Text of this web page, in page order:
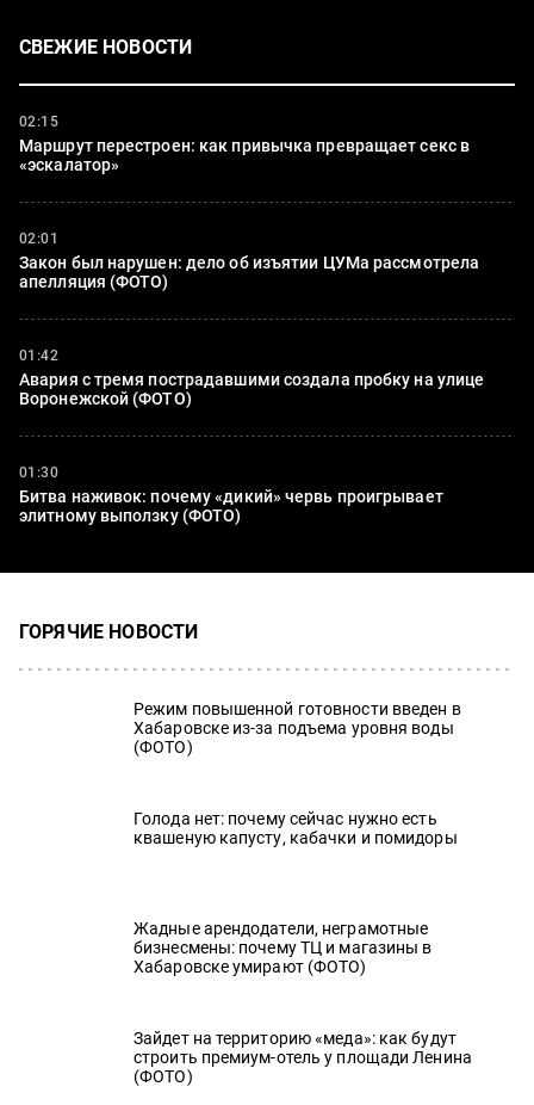
СВЕЖИЕ НОВОСТИ
Маршрут перестроен: как привычка превращает секс в
«эскалатор»
02:15
Закон был нарушен: дело об изъятии ЦУМа рассмотрела
апелляция (ФОТО)
02:01
Авария с тремя пострадавшими создала пробку на улице
Воронежской (ФОТО)
01:42
Битва наживок: почему «дикий» червь проигрывает
элитному выползку (ФОТО)
01:30
ГОРЯЧИЕ НОВОСТИ
Режим повышенной готовности введен в
Хабаровске из-за подъема уровня воды
(ФОТО)
Голода нет: почему сейчас нужно есть
квашеную капусту, кабачки и помидоры
Жадные арендодатели, неграмотные
бизнесмены: почему ТЦ и магазины в
Хабаровске умирают (ФОТО)
Зайдет на территорию «меда»: как будут
строить премиум-отель у площади Ленина
(ФОТО)